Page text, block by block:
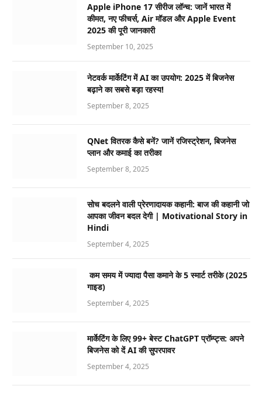
Apple iPhone 17 सीरीज लॉन्च: जानें भारत में
कीमत, नए फीचर्स, Air मॉडल और Apple Event
2025 की पूरी जानकारी
September 10, 2025
नेटवर्क मार्केटिंग में AI का उपयोग: 2025 में बिजनेस
बढ़ाने का सबसे बड़ा रहस्य!
September 8, 2025
QNet वितरक कैसे बनें? जानें रजिस्ट्रेशन, बिजनेस
प्लान और कमाई का तरीका
September 8, 2025
सोच बदलने वाली प्रेरणादायक कहानी: बाज की कहानी जो
आपका जीवन बदल देगी | Motivational Story in
Hindi
September 4, 2025
कम समय में ज्यादा पैसा कमाने के 5 स्मार्ट तरीके (2025
गाइड)
September 4, 2025
मार्केटिंग के लिए 99+ बेस्ट ChatGPT प्रॉम्प्ट्स: अपने
बिजनेस को दें AI की सुपरपावर
September 4, 2025